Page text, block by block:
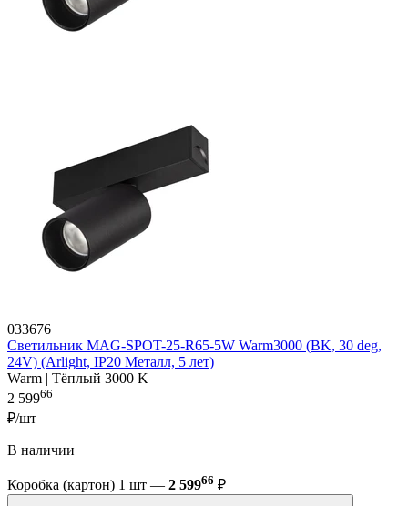
033676
Светильник MAG-SPOT-25-R65-5W Warm3000 (BK, 30 deg,
24V) (Arlight, IP20 Металл, 5 лет)
Warm | Тёплый 3000 K
2 59966
₽/шт
В наличии
Коробка (картон) 1 шт — 2 59966 ₽